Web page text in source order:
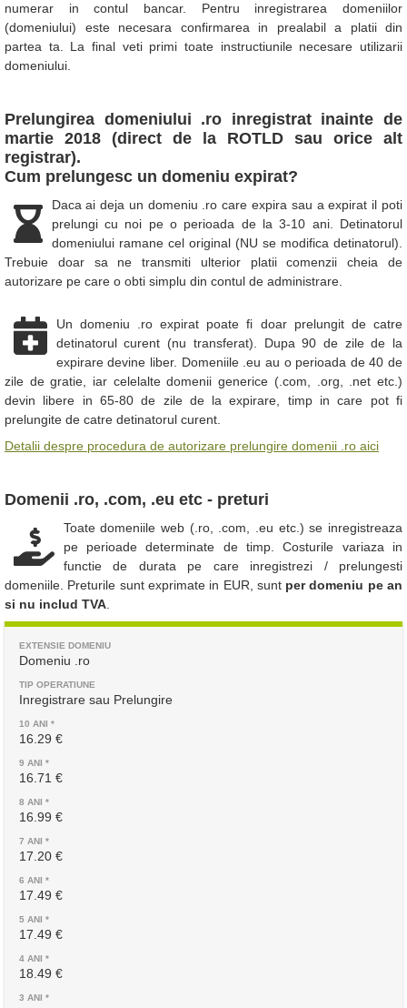
numerar in contul bancar. Pentru inregistrarea domeniilor
(domeniului) este necesara confirmarea in prealabil a platii din
partea ta. La final veti primi toate instructiunile necesare utilizarii
domeniului.
Prelungirea domeniului .ro inregistrat inainte de
martie 2018 (direct de la ROTLD sau orice alt
registrar).
Cum prelungesc un domeniu expirat?
Daca ai deja un domeniu .ro care expira sau a expirat il poti
prelungi cu noi pe o perioada de la 3-10 ani. Detinatorul
domeniului ramane cel original (NU se modifica detinatorul).
Trebuie doar sa ne transmiti ulterior platii comenzii cheia de
autorizare pe care o obti simplu din contul de administrare.
Un domeniu .ro expirat poate fi doar prelungit de catre
detinatorul curent (nu transferat). Dupa 90 de zile de la
expirare devine liber. Domeniile .eu au o perioada de 40 de
zile de gratie, iar celelalte domenii generice (.com, .org, .net etc.)
devin libere in 65-80 de zile de la expirare, timp in care pot fi
prelungite de catre detinatorul curent.
Detalii despre procedura de autorizare prelungire domenii .ro aici
Domenii .ro, .com, .eu etc - preturi
Toate domeniile web (.ro, .com, .eu etc.) se inregistreaza
pe perioade determinate de timp. Costurile variaza in
functie de durata pe care inregistrezi / prelungesti
domeniile. Preturile sunt exprimate in EUR, sunt per domeniu pe an
si nu includ TVA
Domeniu .ro
Inregistrare sau Prelungire
16.29 €
16.71 €
16.99 €
17.20 €
17.49 €
17.49 €
18.49 €